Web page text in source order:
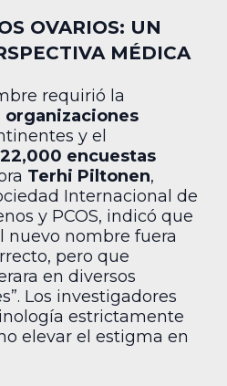
OVARIOS: UN
MÉDICA
requirió la
organizaciones
y el
22,000 encuestas
Terhi Piltonen,
Internacional de
y PCOS, indicó que
nuevo nombre fuera
pero que
en diversos
Los investigadores
estrictamente
elevar el estigma en